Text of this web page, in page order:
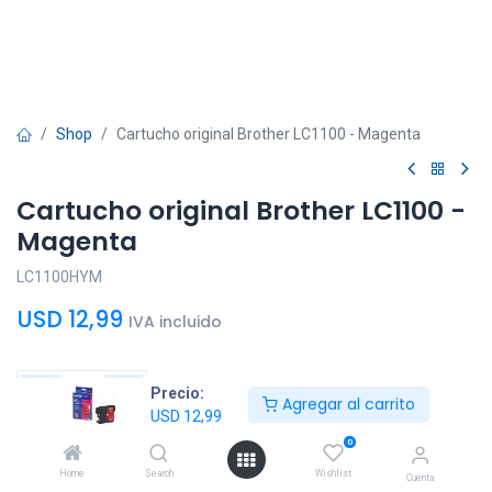
Precio:
USD 12,99
Agregar al carrito
Home Search
0
Wishlist Cuenta
Shop Cartucho original Brother LC1100 - Magenta
Cartucho original Brother LC1100 -
Magenta
LC1100HYM
USD 12,99 IVA incluido
Agregar al
carrito
Comprar
ahora